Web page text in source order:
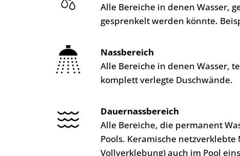
Alle Bereiche in denen Wasser,
gesprenkelt werden könnte.
Nassbereich
Alle Bereiche in denen Wasser,
komplett verlegte Duschwände.
Dauernassbereich
Alle Bereiche, die permanent
Pools. Keramische
Vollverklebung) auch im Pool